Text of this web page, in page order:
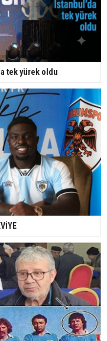
tek yürek oldu